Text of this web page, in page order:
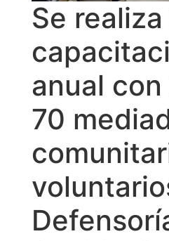
Se
anual
70